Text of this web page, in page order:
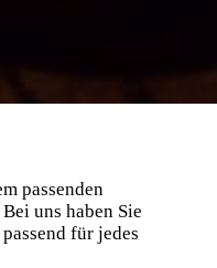
passenden
uns haben Sie
für jedes